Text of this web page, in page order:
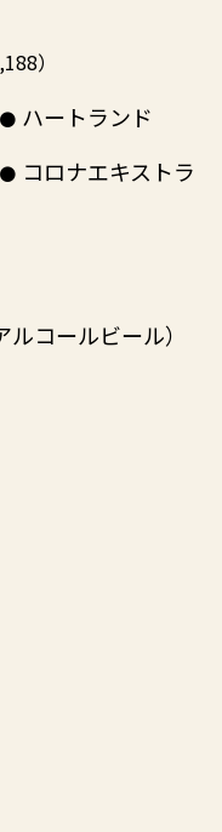
）
ハートランド
コロナエキストラ
コールビール）